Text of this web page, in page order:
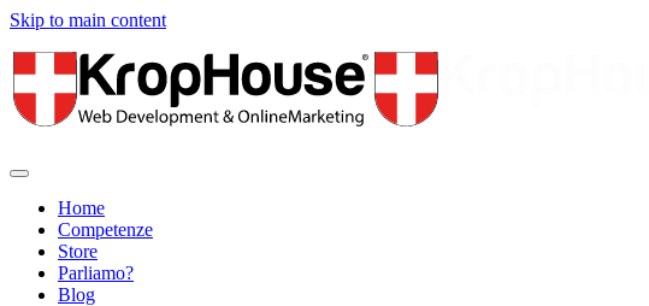
Skip to main content
Home
Competenze
Store
Parliamo?
Blog